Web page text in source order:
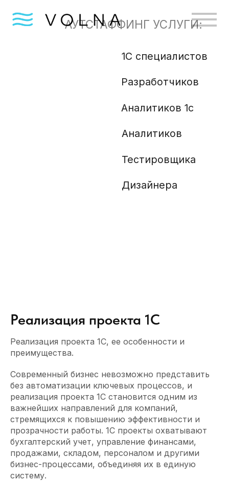
Разработчиков
Аналитиков 1с
Тестировщика
Дизайнера
АУТСТАФФИНГ УСЛУГИ:
Реализация проекта 1С
Реализация проекта 1С, ее особенности и
преимущества.
Современный бизнес невозможно представить
без автоматизации ключевых процессов, и
реализация проекта 1С становится одним из
важнейших направлений для компаний,
стремящихся к повышению эффективности и
прозрачности работы. 1С проекты охватывают
бухгалтерский учет, управление финансами,
продажами, складом, персоналом и другими
бизнес-процессами, объединяя их в единую
систему.